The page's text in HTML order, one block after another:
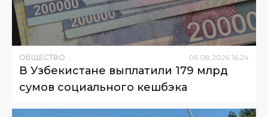
ОБЩЕСТВО 06.08.2026 16:24
В Узбекистане выплатили 179 млрд
сумов социального кешбэка